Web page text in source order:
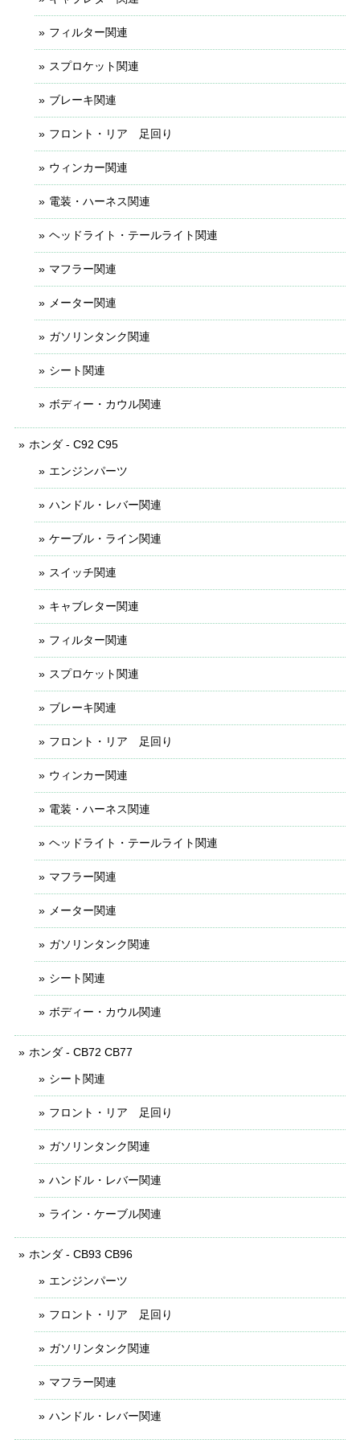
フィルター関連
スプロケット関連
ブレーキ関連
フロント・リア 足回り
ウィンカー関連
電装・ハーネス関連
ヘッドライト・テールライト関連
マフラー関連
メーター関連
ガソリンタンク関連
シート関連
ボディー・カウル関連
ホンダ - C92 C95
エンジンパーツ
ハンドル・レバー関連
ケーブル・ライン関連
スイッチ関連
キャブレター関連
フィルター関連
スプロケット関連
ブレーキ関連
フロント・リア 足回り
ウィンカー関連
電装・ハーネス関連
ヘッドライト・テールライト関連
マフラー関連
メーター関連
ガソリンタンク関連
シート関連
ボディー・カウル関連
ホンダ - CB72 CB77
シート関連
フロント・リア 足回り
ガソリンタンク関連
ハンドル・レバー関連
ライン・ケーブル関連
ホンダ - CB93 CB96
エンジンパーツ
フロント・リア 足回り
ガソリンタンク関連
マフラー関連
ハンドル・レバー関連